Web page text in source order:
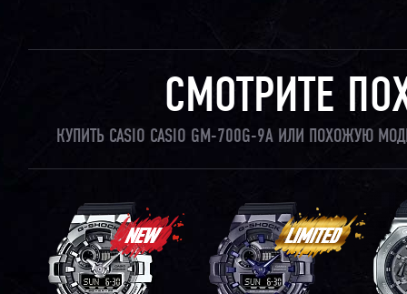
СМОТРИТЕ
КУПИТЬ CASIO CASIO GM-700G-9A ИЛИ ПОХОЖУЮ